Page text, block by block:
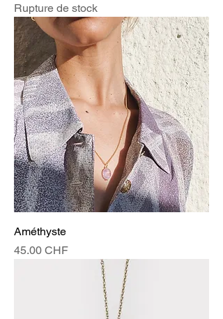
Rupture de stock
Améthyste
Prix
45.00 CHF